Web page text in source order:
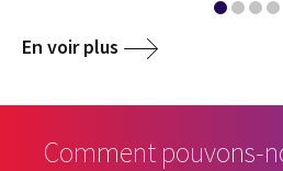
En voir plus
Comment pouvons-